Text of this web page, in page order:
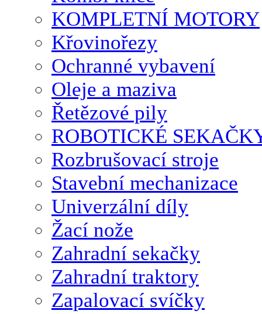
KOMPLETNÍ MOTORY
Křovinořezy
Ochranné vybavení
Oleje a maziva
Řetězové pily
ROBOTICKÉ
Rozbrušovací stroje
Stavební mechanizace
Univerzální díly
Žací nože
Zahradní sekačky
Zahradní traktory
Zapalovací svíčky